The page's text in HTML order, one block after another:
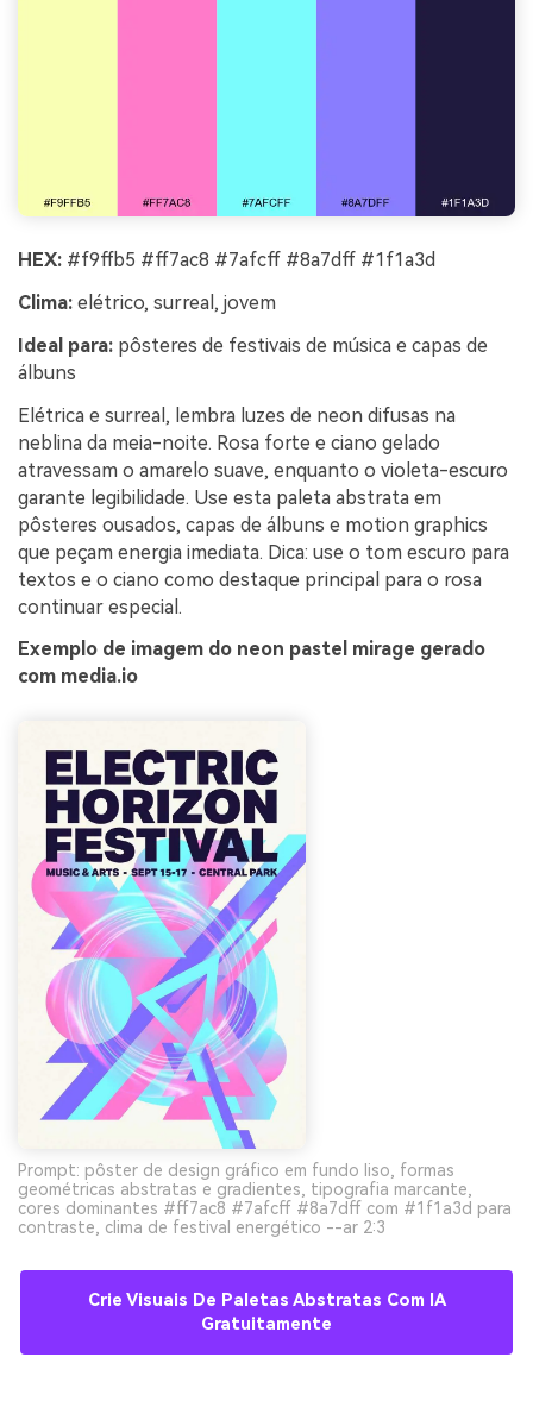
HEX: #f9ffb5 #ff7ac8 #7afcff #8a7dff #1f1a3d
Clima: elétrico, surreal, jovem
Ideal para: pôsteres de festivais de música e capas de
álbuns
Elétrica e surreal, lembra luzes de neon difusas na
neblina da meia-noite. Rosa forte e ciano gelado
atravessam o amarelo suave, enquanto o violeta-escuro
garante legibilidade. Use esta paleta abstrata em
pôsteres ousados, capas de álbuns e motion graphics
que peçam energia imediata. Dica: use o tom escuro para
textos e o ciano como destaque principal para o rosa
continuar especial.
Exemplo de imagem do neon pastel mirage gerado
com media.io
Prompt: pôster de design gráfico em fundo liso, formas
geométricas abstratas e gradientes, tipografia marcante,
cores dominantes #ff7ac8 #7afcff #8a7dff com #1f1a3d para
contraste, clima de festival energético --ar 2:3
Crie Visuais De Paletas Abstratas Com IA
Gratuitamente